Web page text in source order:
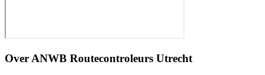
Over ANWB Routecontroleurs Utrecht